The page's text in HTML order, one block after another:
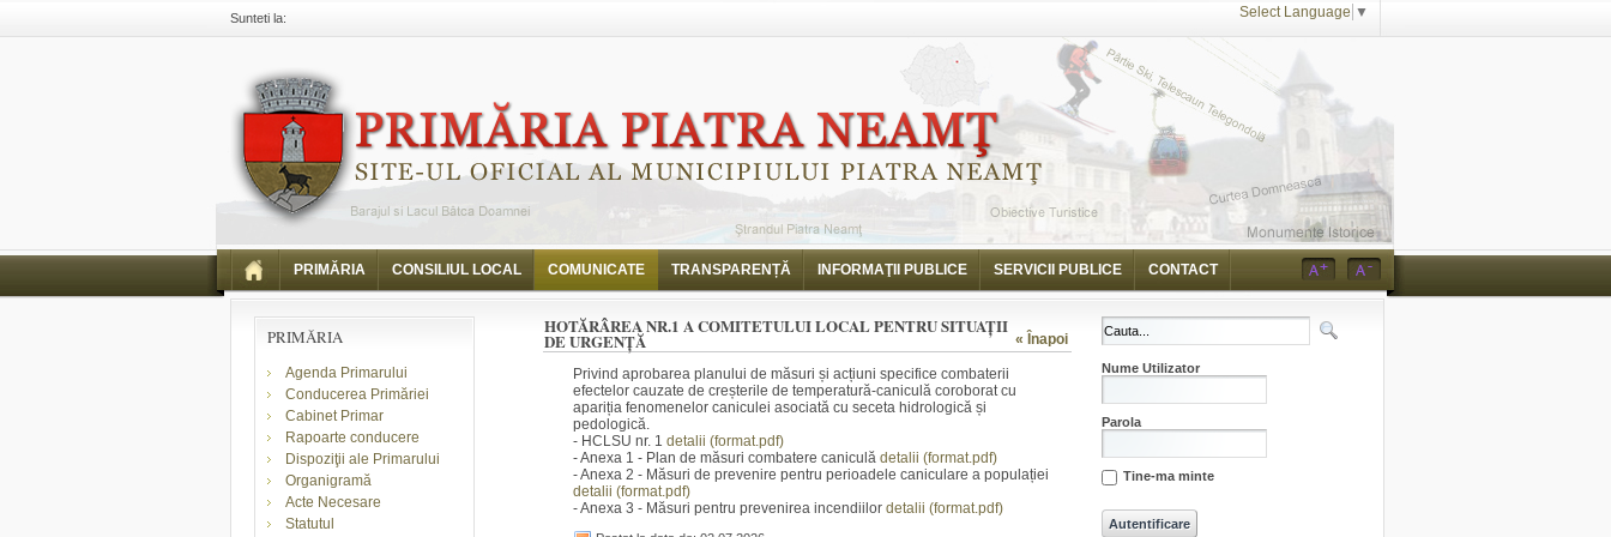
Sunteti la:
Hotărârea nr.1 a Comitetului Local pentru Situații de Urgență
Select Language ▼
PRIMĂRIA CONSILIUL LOCAL COMUNICATE TRANSPARENȚĂ INFORMAŢII PUBLICE SERVICII PUBLICE CONTACT
PRIMĂRIA
Agenda Primarului
Conducerea Primăriei
Cabinet Primar
Rapoarte conducere
Dispoziţii ale Primarului
Organigramă
Acte Necesare
Statutul
« Înapoi
HOTĂRÂREA NR.1 A COMITETULUI LOCAL PENTRU SITUAȚII
DE URGENȚĂ
Privind aprobarea planului de măsuri și acțiuni specifice combaterii
efectelor cauzate de creșterile de temperatură-caniculă coroborat cu
apariția fenomenelor caniculei asociată cu seceta hidrologică și
pedologică.
- HCLSU nr. 1 detalii (format.pdf)
- Anexa 1 - Plan de măsuri combatere caniculă detalii (format.pdf)
- Anexa 2 - Măsuri de prevenire pentru perioadele caniculare a populației
detalii (format.pdf)
- Anexa 3 - Măsuri pentru prevenirea incendiilor detalii (format.pdf)
Nume Utilizator
Parola
Tine-ma minte